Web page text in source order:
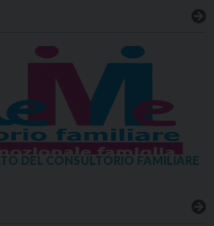
DEL CONSULTORIO FAMILIARE